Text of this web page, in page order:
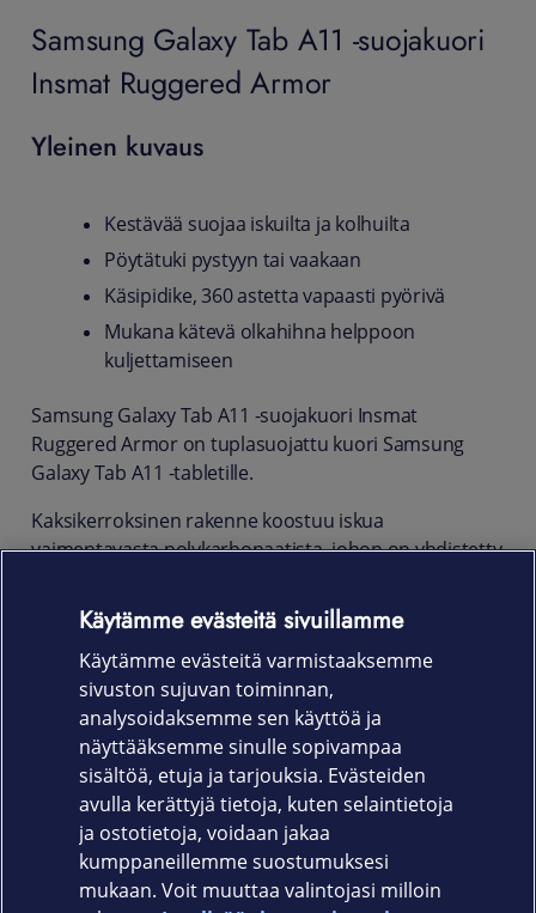
Samsung Galaxy Tab A11 -suojakuori
Insmat Ruggered Armor
Yleinen kuvaus
Kestävää suojaa iskuilta ja kolhuilta
Pöytätuki pystyyn tai vaakaan
Käsipidike, 360 astetta vapaasti pyörivä
Mukana kätevä olkahihna helppoon
kuljettamiseen
Samsung Galaxy Tab A11 -suojakuori Insmat
Ruggered Armor on tuplasuojattu kuori Samsung
Galaxy Tab A11 -tabletille.
Kaksikerroksinen rakenne koostuu iskua
vaimentavasta polykarbonaatista, johon on yhdistetty
Kotelon ollessa kiinnitettynä kaikki painikkeet,
kaiuttimet sekä lataus ja kuulokeportit ovat käytössä
avattavien luukkujen takana. Kuminen pinta tarjoaa
vankan otteen laitteesta.
Tuotekoodi: 652-1344
Käytämme evästeitä sivuillamme
Käytämme evästeitä varmistaaksemme
sivuston sujuvan toiminnan,
analysoidaksemme sen käyttöä ja
näyttääksemme sinulle sopivampaa
sisältöä, etuja ja tarjouksia. Evästeiden
avulla kerättyjä tietoja, kuten selaintietoja
ja ostotietoja, voidaan jakaa
kumppaneillemme suostumuksesi
mukaan. Voit muuttaa valintojasi milloin